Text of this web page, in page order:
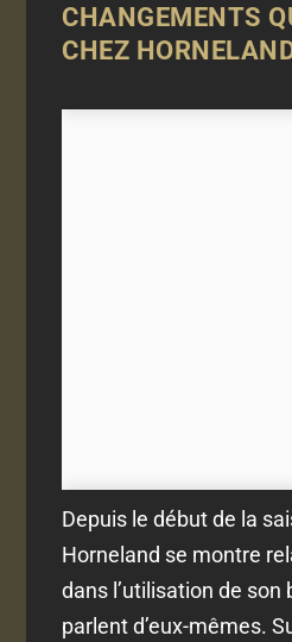
CHANGEMENTS
CHEZ
Depuis le début de la
Horneland se montre
dans l’utilisation de
parlent d’eux-mêmes.